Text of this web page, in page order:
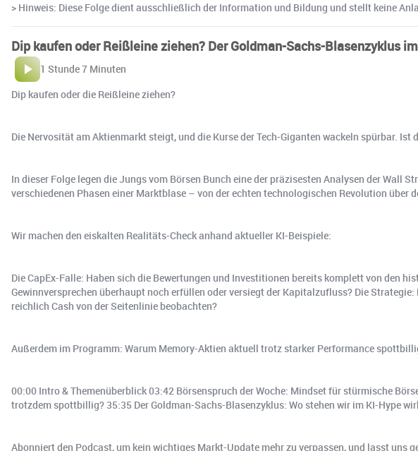
> Hinweis: Diese Folge dient ausschließlich der Information und Bildung und stellt keine
Dip kaufen oder Reißleine ziehen? Der Goldman-Sachs-Blasenzyklus
1 Stunde 7 Minuten
Dip kaufen oder die Reißleine ziehen?
Die Nervosität am Aktienmarkt steigt, und die Kurse der Tech-Giganten wackeln spürbar.
In dieser Folge legen die Jungs vom Börsen Bunch eine der präzisesten Analysen der Wall
verschiedenen Phasen einer Marktblase – von der echten technologischen Revolution
Wir machen den eiskalten Realitäts-Check anhand aktueller KI-Beispiele:
Die CapEx-Falle: Haben sich die Bewertungen und Investitionen bereits komplett von den
Gewinnversprechen überhaupt noch erfüllen oder versiegt der Kapitalzufluss? Die
reichlich Cash von der Seitenlinie beobachten?
Außerdem im Programm: Warum Memory-Aktien aktuell trotz starker Performance
00:00 Intro & Themenüberblick 03:42 Börsenspruch der Woche: Mindset für stürmische
trotzdem spottbillig? 35:35 Der Goldman-Sachs-Blasenzyklus: Wo stehen wir im KI-Hype
Abonniert den Podcast, um kein wichtiges Markt-Update mehr zu verpassen, und lasst uns